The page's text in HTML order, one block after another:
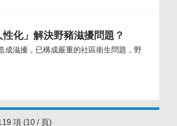
化」解決野豬滋擾問題？
成滋擾，已構成嚴重的社區衛生問題，野
項 (10 / 頁)